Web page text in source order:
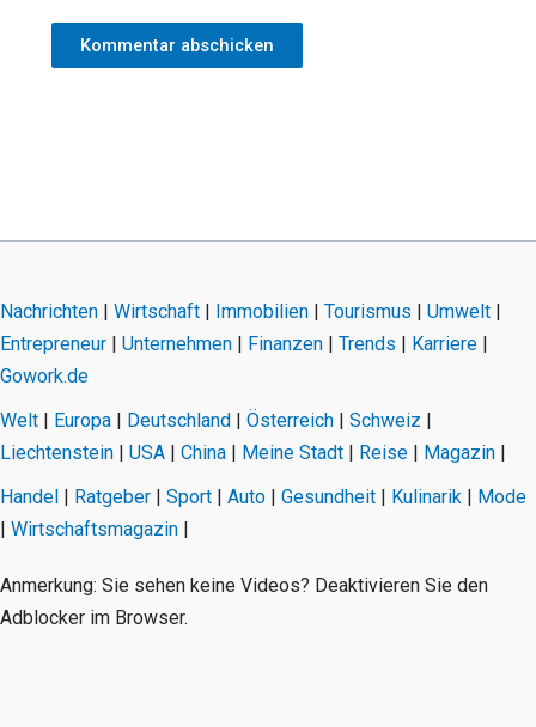
Nachrichten | Wirtschaft | Immobilien | Tourismus | Umwelt |
Entrepreneur | Unternehmen | Finanzen | Trends | Karriere |
Gowork.de
Welt | Europa | Deutschland | Österreich | Schweiz |
Liechtenstein | USA | China | Meine Stadt | Reise | Magazin |
Handel | Ratgeber | Sport | Auto | Gesundheit | Kulinarik | Mode
| Wirtschaftsmagazin |
Anmerkung: Sie sehen keine Videos? Deaktivieren Sie den
Adblocker im Browser.